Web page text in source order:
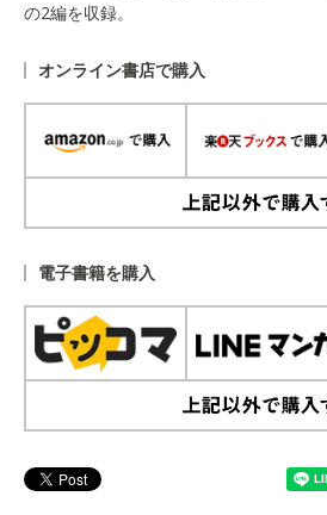
の2編を収録。
オンライン書店で購入
電子書籍を購入